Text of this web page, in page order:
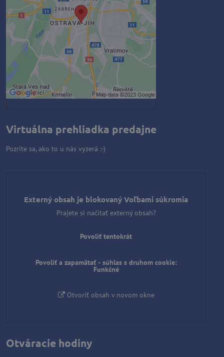
Prajete si načítať externý obsah?
Povoliť tentokrát
Povoliť a zapamätať - súhlas s
druhom cookie: Funkčné
Otvoriť obsah v novom okne
Virtuálna prehliadka predajne
Pozrite sa, ako to u nás vyzerá :-)
Externý obsah je blokovaný Voľbami súkromia
Prajete si načítať externý obsah?
Povoliť tentokrát
Povoliť a zapamätať - súhlas s druhom cookie:
Funkčné
Otvoriť obsah v novom okne
Otváracie hodiny